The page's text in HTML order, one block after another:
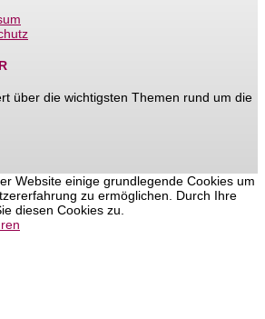
über die wichtigsten Themen rund um die
Website einige grundlegende Cookies um
zu ermöglichen. Durch Ihre
diesen Cookies zu.